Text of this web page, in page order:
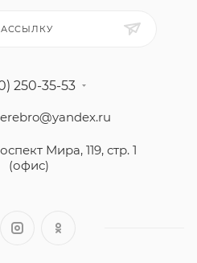
250-35-53
Мира, 119, стр. 1
(офис)